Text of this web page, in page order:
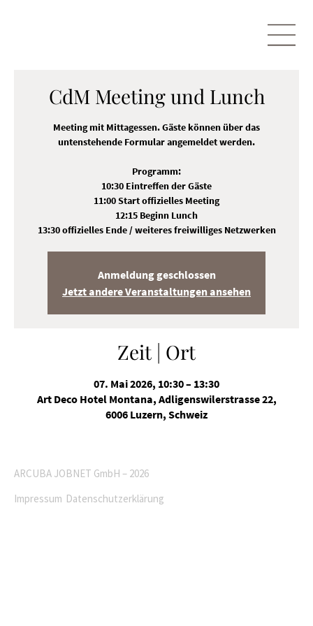
CdM Meeting und Lunch
Meeting mit Mittagessen. Gäste können über das
untenstehende Formular angemeldet werden.
Programm:
10:30 Eintreffen der Gäste
11:00 Start offizielles Meeting
12:15 Beginn Lunch
13:30 offizielles Ende / weiteres freiwilliges Netzwerken
Anmeldung geschlossen
Jetzt andere Veranstaltungen ansehen
Zeit | Ort
07. Mai 2026, 10:30 – 13:30
Art Deco Hotel Montana, Adligenswilerstrasse 22,
6006 Luzern, Schweiz
ARCUBA JOBNET GmbH – 2026
Impressum Datenschutzerklärung